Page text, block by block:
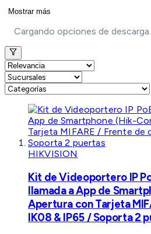
Mostrar más
Cargando opciones de
HIKVISION
Kit de Videoportero IP
llamada a App de
Apertura con Tarjeta
IK08 & IP65 / Soporta 2